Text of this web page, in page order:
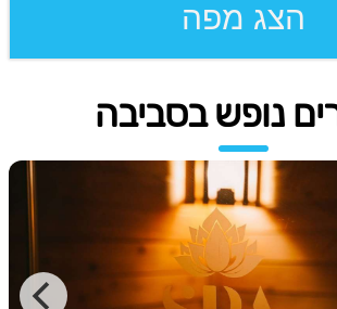
הצג מפה
נופש בסביבה